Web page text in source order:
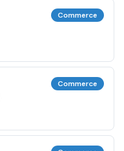
Commerce
Commerce